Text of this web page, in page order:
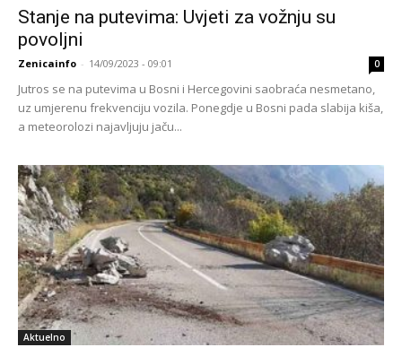
Stanje na putevima: Uvjeti za vožnju su
povoljni
Zenicainfo - 14/09/2023 - 09:01 0
Jutros se na putevima u Bosni i Hercegovini saobraća nesmetano,
uz umjerenu frekvenciju vozila. Ponegdje u Bosni pada slabija kiša,
a meteorolozi najavljuju jaču...
Aktuelno